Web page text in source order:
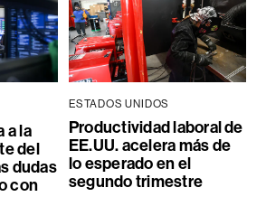
a la
del
dudas
con
ESTADOS UNIDOS
Productividad laboral de
EE.UU. acelera más de
lo esperado en el
segundo trimestre